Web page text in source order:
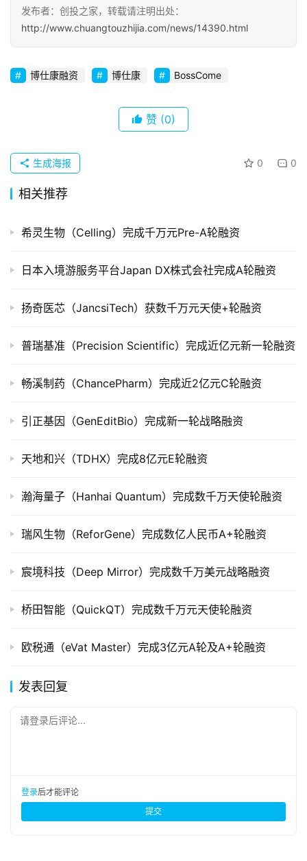
创
企
品
并
重
司
市
创
据
创
学
发布者：创投之家，转载请注明出处：
http://www.chuangtouzhijia.com/news/14390.html
博仕康融资 博仕康 BossCome
赞 (0)
0 0
生成海报
相关推荐
希灵生物（Celling）完成千万元Pre-A轮融资
日本入境游服务平台Japan DX株式会社完成A轮融资
扬奇医芯（JancsiTech）获数千万元天使+轮融资
普瑞基准（Precision Scientific）完成近亿元新一轮融资
畅溪制药（ChancePharm）完成近2亿元C轮融资
引正基因（GenEditBio）完成新一轮战略融资
天地和兴（TDHX）完成8亿元E轮融资
瀚海量子（Hanhai Quantum）完成数千万天使轮融资
瑞风生物（ReforGene）完成数亿人民币A+轮融资
宸境科技（Deep Mirror）完成数千万美元战略融资
桥田智能（QuickQT）完成数千万元天使轮融资
欧税通（eVat Master）完成3亿元A轮及A+轮融资
发表回复
请登录后评论...
登录后才能评论
提交